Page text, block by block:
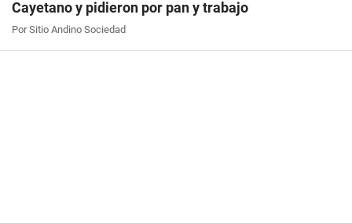
Cayetano y pidieron por pan y trabajo
Por Sitio Andino Sociedad